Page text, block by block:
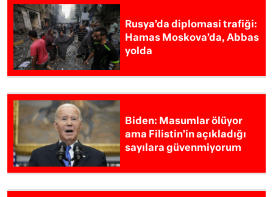
Rusya’da diplomasi trafiği:
Hamas Moskova’da, Abbas
yolda
Biden: Masumlar ölüyor
ama Filistin’in açıkladığı
sayılara güvenmiyorum